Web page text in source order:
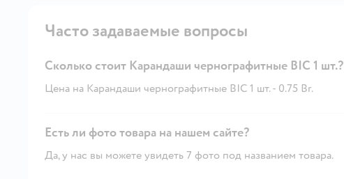
Часто задаваемые вопросы
Сколько стоит Карандаши чернографитные BIC 1 шт.?
Цена на Карандаши чернографитные BIC 1 шт. - 0.75 Br.
Есть ли фото товара на нашем сайте?
Да, у нас вы можете увидеть 7 фото под названием товара.